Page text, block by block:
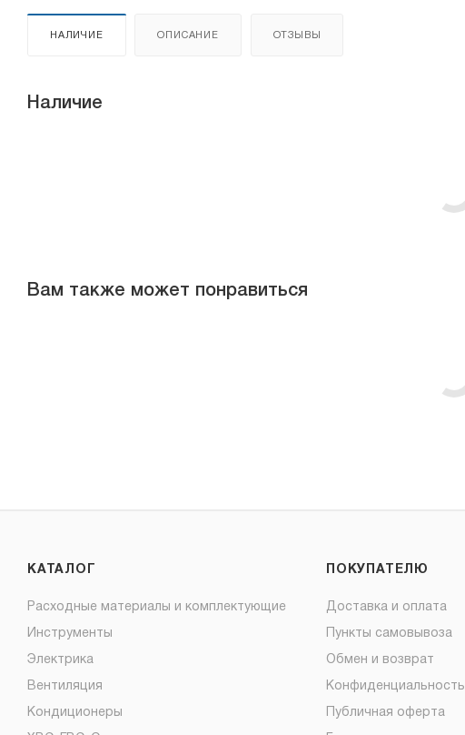
НАЛИЧИЕ ОПИСАНИЕ ОТЗЫВЫ
Наличие
Вам также может понравиться
КАТАЛОГ
Расходные материалы и комплектующие
Инструменты
Электрика
Вентиляция
Кондиционеры
ПОКУПАТЕЛЮ
Доставка и оплата
Пункты самовывоза
Обмен и возврат
Конфиденциальность
Публичная оферта